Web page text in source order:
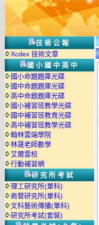
技術公報
Xcdex 技術文章
國小國中高中
國小命題題庫光碟
國中命題題庫光碟
高中命題題庫光碟
國小補習班教學光碟
國中補習班教育光碟
高中補習班教學光碟
翰林雲端學院
林晟老師數學
艾爾雲校
行動補習網
研究所考試
理工研究所(單科)
商管研究所(單科)
文科藝術傳播(單科)
研究所考試(套裝)